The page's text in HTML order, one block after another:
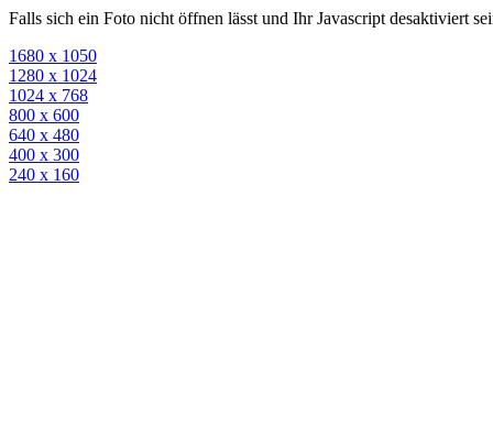
Falls sich ein Foto nicht öffnen lässt und Ihr Javascript desaktiviert
1680 x 1050
1280 x 1024
1024 x 768
800 x 600
640 x 480
400 x 300
240 x 160